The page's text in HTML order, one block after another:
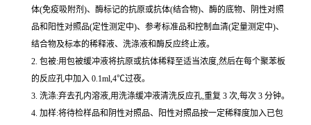
体(免疫吸附剂)、酶标记的抗原或抗体(结合物)、酶的底物、阴性对照
品和阳性对照品(定性测定中)、参考标准品和控制血清(定量测定中)、
结合物及标本的稀释液、洗涤液和酶反应终止液。
2. 包被:用包被缓冲液将抗原或抗体稀释至适当浓度,然后在每个聚苯板
的反应孔中加入 0.1ml,4℃过夜。
3. 洗涤:弃去孔内溶液,用洗涤缓冲液清洗反应孔,重复 3 次,每次 3 分钟。
4. 加样:将待检样品和阴性对照品、阳性对照品按一定稀释度加入已包